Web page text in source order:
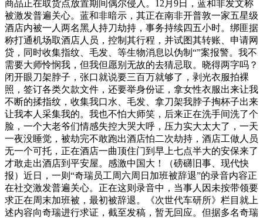
商品正在取货点放置期间偶尔侵入。12月9日，蓝和非发文称
被激发普遍关心。蓝和非暗示，其正在南非开普敦一家五星级
酒店内被一人两名黑人持刀劫持，事务持续四五小时。绑匪据
称打通机场取酒店人员，控制其行程，并试图其转账、申请网
贷，同时收集指纹、毛发、等生物消息以伪制“”案报警。我不
需要大师怜悯我，但我但愿别无故的去猜忌取。晓得两字吗？
闭开眼刀架脖子，张口就说要三百万就够了，剥光衣服拍裸
照，签订各类欠款文件，还要举身份证，拿女性衣服出来让我
不断的揉指纹，收集我口水、毛发、拿刀架我脖子掏杯子出来
让我本人采集我的。我也不怕大师笑，后来正在洗手间洗了个
脸，一个大老爷们情感失控大哭大呼，压力实大太大了，一天
一夜没睡觉，被劫完不敢跑出酒店怕二次劫持，酒店工做人员
无一个可托，正在酒店一曲顶住门到早上七点半大的安保来了
才敢走出酒店到平安屋。感激中国大！（磅礴旧事、现代快
报）近日，一则“奇瑞员工周六周日加班被辞退”的录音内容正
在社交激发普遍关心。正在这则录音中，当事人因未按带领要
求正在周末加班被，最初被辞退。《次世代车研所》栏目就上
述内容向奇瑞进行求证，截至发稿，暂无回应。但据多名奇瑞